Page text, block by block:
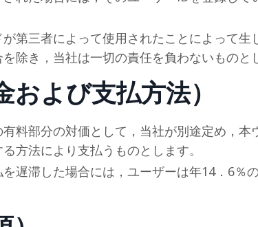
第三者によって使用されたことによって生
除き，当社は一切の責任を負わないものと
よび支払方法）
料部分の対価として，当社が別途定め，本
方法により支払うものとします。
遅滞した場合には，ユーザーは年14．6％